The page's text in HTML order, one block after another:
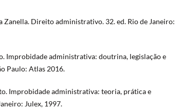
Zanella. Direito administrativo. 32. ed. Rio de Janeiro:
Improbidade administrativa: doutrina, legislação e
Paulo: Atlas 2016.
Improbidade administrativa: teoria, prática e
Julex, 1997.